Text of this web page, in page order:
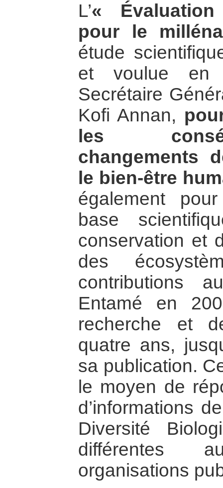
L’«
pour le
étude
et voulue en
Secrétaire
Kofi Annan,
les
changements
le bien-être
également
base
conservation et
des
contributions
Entamé en
recherche et
quatre ans,
sa publication.
le moyen de
d’informations
Diversité
différentes
organisations